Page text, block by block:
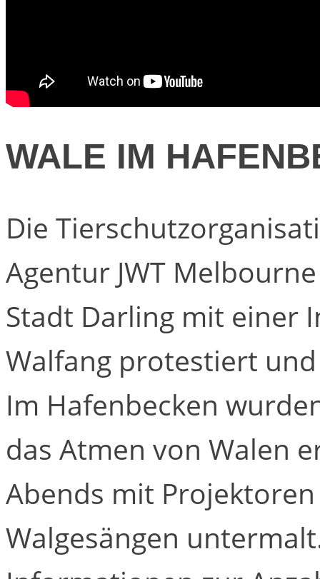
WALE IM
Die
Agentur JWT
Stadt Darling mit einer
Walfang protestiert
Im Hafenbecken
das Atmen von Walen
Abends mit
Walgesängen